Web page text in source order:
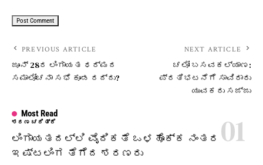
PREVIOUS ARTICLE
ಜೂನ್ 28ರ ಲಿಂಗಾಯತ ಧರ್ಮದ
ಸಮಾಲೋಚನಾ ಸಭೆ ಕೂಡ ರದ್ದು?
NEXT ARTICLE
ಚಲೋ ಬಸವಕಲ್ಯಾಣ:
ಪ್ರತಿಭಟನೆಗೆ ಸಾವಿರಾರು
ಯುವಕರು ಸಜ್ಜು
Most Read
ಶರಣ ಚರಿತ್ರೆ
ಲಿಂಗಾಯತದಲ್ಲಿ ವೈದಿಕತೆ ಒಳಹೊಕ್ಕ ನಂತರ
ಇಷ್ಟಲಿಂಗ ತೆಗೆದ ಶರಣರು